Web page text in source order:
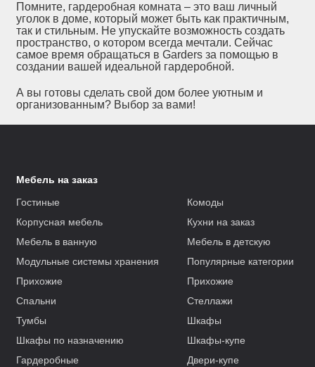
Помните, гардеробная комната – это ваш личный
уголок в доме, который может быть как практичным,
так и стильным. Не упускайте возможность создать
пространство, о котором всегда мечтали. Сейчас
самое время обращаться в Garders за помощью в
создании вашей идеальной гардеробной.
А вы готовы сделать свой дом более уютным и
организованным? Выбор за вами!
Мебель на заказ
Гостиные
Комоды
Корпусная мебель
Кухни на заказ
Мебель в ванную
Мебель в детскую
Модульные системы хранения
Популярные категории
Прихожие
Прихожие
Спальни
Стеллажи
Тумбы
Шкафы
Шкафы по назначению
Шкафы-купе
Гардеробные
Двери-купе